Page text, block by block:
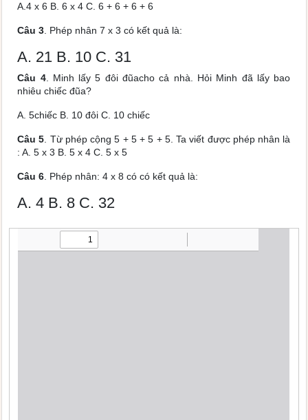
A.4 x 6 B. 6 x 4 C. 6 + 6 + 6 + 6
Câu 3 . Phép nhân 7 x 3 có kết quả là:
A. 21 B. 10 C. 31
Câu 4. Minh lấy 5 đôi đũacho cả nhà. Hỏi Minh đã lấy bao
nhiêu chiếc đũa?
A. 5chiếc B. 10 đôi C. 10 chiếc
Câu 5 . Từ phép cộng 5 + 5 + 5 + 5. Ta viết được phép nhân là
: A. 5 x 3 B. 5 x 4 C. 5 x 5
Câu 6 . Phép nhân: 4 x 8 có có kết quả là:
A. 4 B. 8 C. 32